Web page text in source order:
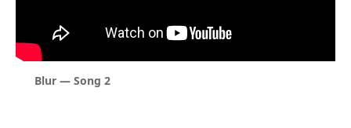
Blur — Song 2